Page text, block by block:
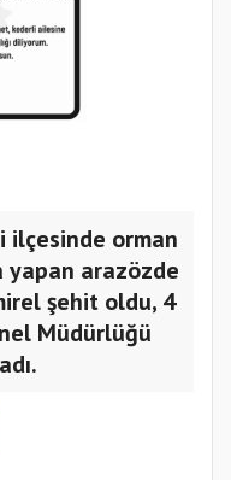
ilçesinde orman
yapan arazözde
şehit oldu, 4
Müdürlüğü